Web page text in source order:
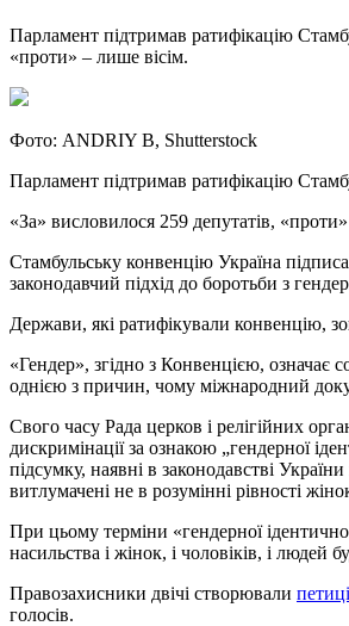
Парламент підтримав ратифікацію
«проти» – лише вісім.
Фото: ANDRIY B, Shutterstock
Парламент підтримав ратифікацію
«За» висловилося 259 депутатів,
Стамбульську конвенцію Україна
законодавчий підхід до боротьби з
Держави, які ратифікували конвенцію,
«Гендер», згідно з Конвенцією, означає
однією з причин, чому міжнародний
Свого часу Рада церков і релігійних
дискримінації за ознакою „гендерної
підсумку, наявні в законодавстві
витлумачені не в розумінні рівності
При цьому терміни «гендерної
насильства і жінок, і чоловіків, і людей
Правозахисники двічі створювали
голосів.